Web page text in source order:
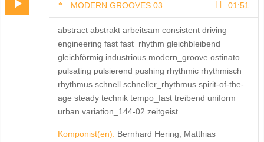
MODERN GROOVES 03 01:51
abstract abstrakt arbeitsam consistent driving
engineering fast fast_rhythm gleichbleibend
gleichförmig industrious modern_groove ostinato
pulsating pulsierend pushing rhythmic rhythmisch
rhythmus schnell schneller_rhythmus spirit-of-the-
age steady technik tempo_fast treibend uniform
urban variation_144-02 zeitgeist
Komponist(en): Bernhard Hering, Matthias